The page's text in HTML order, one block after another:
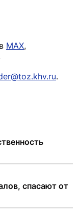
MAX,
.
спасают от